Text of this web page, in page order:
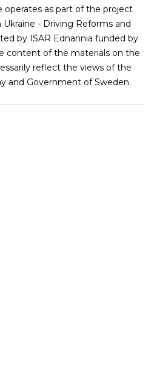
operates as part of the project
Ukraine - Driving Reforms and
by ISAR Ednannia funded by
content of the materials on the
reflect the views of the
and Government of Sweden.